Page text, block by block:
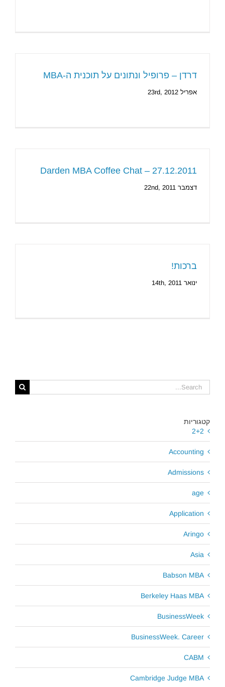
דרדן – פרופיל ונתונים על תוכנית ה-MBA
אפריל 23rd, 2012
Darden MBA Coffee Chat – 27.12.2011
דצמבר 22nd, 2011
ברכות!
ינואר 14th, 2011
Search
for:
קטגוריות
2+2
Accounting
Admissions
age
Application
Aringo
Asia
Babson MBA
Berkeley Haas MBA
BusinessWeek
BusinessWeek. Career
CABM
Cambridge Judge MBA